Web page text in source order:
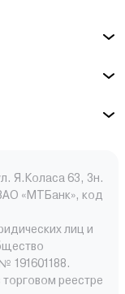
Я.Коласа 63, 3н.
«МТБанк», код
лиц и
191601188.
реестре